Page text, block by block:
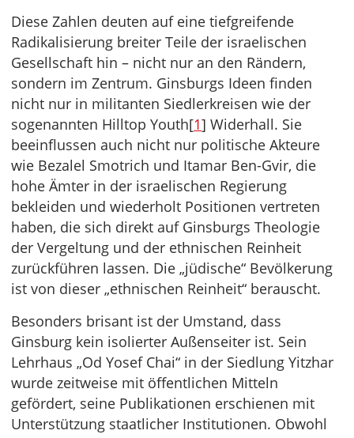
Diese Zahlen deuten auf eine tiefgreifende
Radikalisierung breiter Teile der israelischen
Gesellschaft hin – nicht nur an den Rändern,
sondern im Zentrum. Ginsburgs Ideen finden
nicht nur in militanten Siedlerkreisen wie der
sogenannten Hilltop Youth[1] Widerhall. Sie
beeinflussen auch nicht nur politische Akteure
wie Bezalel Smotrich und Itamar Ben-Gvir, die
hohe Ämter in der israelischen Regierung
bekleiden und wiederholt Positionen vertreten
haben, die sich direkt auf Ginsburgs Theologie
der Vergeltung und der ethnischen Reinheit
zurückführen lassen. Die „jüdische“ Bevölkerung
ist von dieser „ethnischen Reinheit“ berauscht.
Besonders brisant ist der Umstand, dass
Ginsburg kein isolierter Außenseiter ist. Sein
Lehrhaus „Od Yosef Chai“ in der Siedlung Yitzhar
wurde zeitweise mit öffentlichen Mitteln
gefördert, seine Publikationen erschienen mit
Unterstützung staatlicher Institutionen. Obwohl